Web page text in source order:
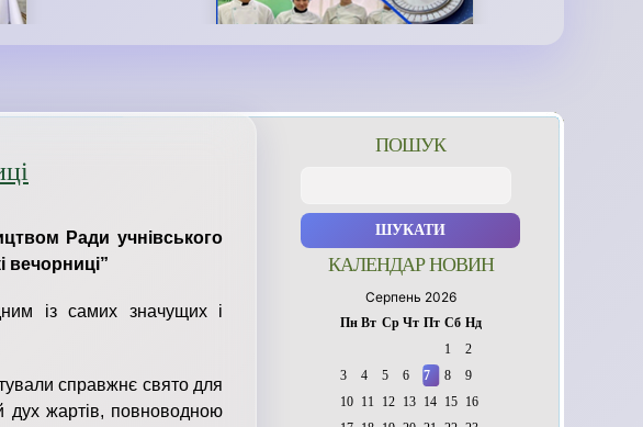
Ради учнівського
вечорниці”
із самих значущих і
справжнє свято для
дух жартів, повноводною
ПОШУК
КАЛЕНДАР НОВИН
Серпень 2026
Пн Вт Ср Чт Пт Сб Нд
1
2
3
4 5 6 7 8
9
10
11 12 13 14 15
16